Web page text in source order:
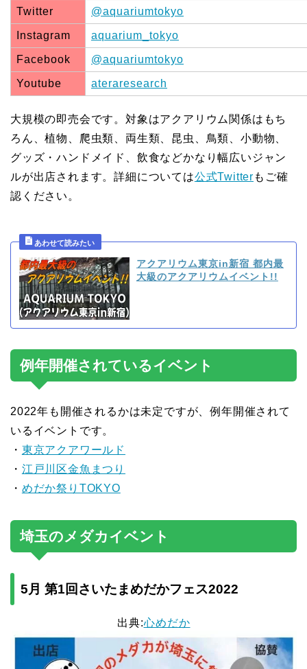
Twitter @aquariumtokyo
Instagram aquarium_tokyo
Facebook @aquariumtokyo
Youtube ateraresearch
大規模の即売会です。対象はアクアリウム関係はもち
ろん、植物、爬虫類、両生類、昆虫、鳥類、小動物、
グッズ・ハンドメイド、飲食などかなり幅広いジャン
ルが出店されます。詳細については公式Twitter もご確
認ください。
アクアリウム東京in新宿 都内最
大級のアクアリウムイベント!!
例年開催されているイベント
2022年も開催されるかは未定ですが、例年開催されて
いるイベントです。
・ 東京アクアワールド
・ 江戸川区金魚まつり
・ めだか祭りTOKYO
埼玉のメダカイベント
5月 第1回さいたまめだかフェス2022
出典:心めだか